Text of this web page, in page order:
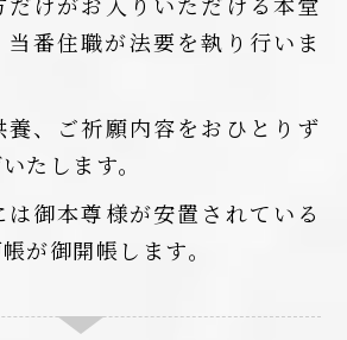
番住職が法要を執り行いま
、ご祈願内容をおひとりず
たします。
御本尊様が安置されている
が御開帳します。